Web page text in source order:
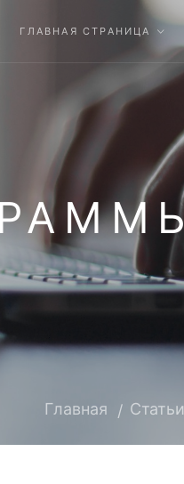
ГЛАВНАЯ СТРАНИЦА
Главная Статьи